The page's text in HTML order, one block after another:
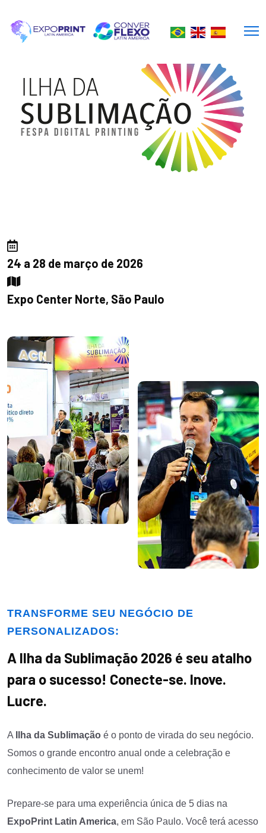
24 a 28 de março de 2026
Expo Center Norte, São Paulo
TRANSFORME SEU NEGÓCIO DE
PERSONALIZADOS:
A Ilha da Sublimação 2026 é seu atalho
para o sucesso! Conecte-se. Inove.
Lucre.
A Ilha da Sublimação é o ponto de virada do seu negócio.
Somos o grande encontro anual onde a celebração e
conhecimento de valor se unem!
Prepare-se para uma experiência única de 5 dias na
ExpoPrint Latin America, em São Paulo. Você terá acesso